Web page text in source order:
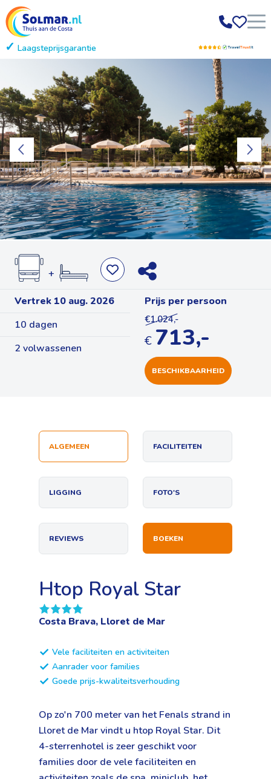
Laagsteprijsgarantie Gratis annuleren
+
Vertrek 10 aug. 2026
10 dagen
2 volwassenen
Prijs per persoon
€1.024,-
€ 713,-
BESCHIKBAARHEID
ALGEMEEN FACILITEITEN
LIGGING FOTO'S
REVIEWS BOEKEN
Htop Royal Star
Costa Brava, Lloret de Mar
Vele faciliteiten en activiteiten
Aanrader voor families
Goede prijs-kwaliteitsverhouding
Op zo'n 700 meter van het Fenals strand in
Lloret de Mar vindt u htop Royal Star. Dit
4-sterrenhotel is zeer geschikt voor
families door de vele faciliteiten en